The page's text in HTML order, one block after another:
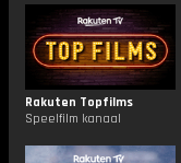
Rakuten Topfilms
Speelfilm kanaal